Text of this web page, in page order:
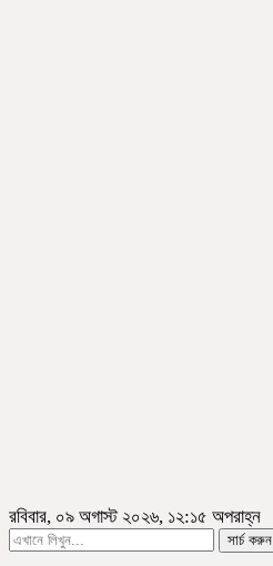
রবিবার, ০৯ অগাস্ট ২০২৬, ১২:১৫ অপরাহ্ন
সার্চ করুন